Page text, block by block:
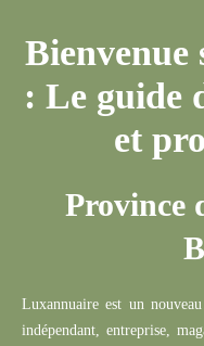
: Le guide
et
Province
Luxannuaire est un
indépendant, entreprise,